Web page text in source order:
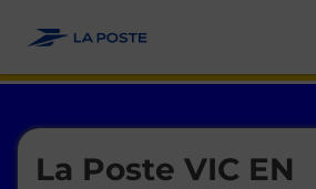
La Poste VIC EN
Le lien s'ouvre dans un nouvel onglet